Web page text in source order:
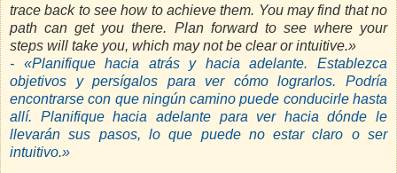
trace back to see how to achieve them. You may find that no
path can get you there. Plan forward to see where your
steps will take you, which may not be clear or intuitive.»
- «Planifique hacia atrás y hacia adelante. Establezca
objetivos y persígalos para ver cómo lograrlos. Podría
encontrarse con que ningún camino puede conducirle hasta
allí. Planifique hacia adelante para ver hacia dónde le
llevarán sus pasos, lo que puede no estar claro o ser
intuitivo.»